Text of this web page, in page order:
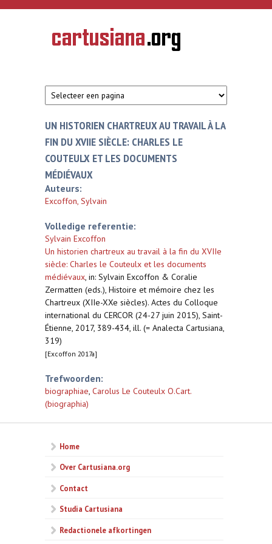
Overslaan en naar de inhoud gaan
CARTUSIANA
Geschiedenis
van de
UN HISTORIEN CHARTREUX AU TRAVAIL À LA
FIN DU XVIIE SIÈCLE: CHARLES LE
COUTEULX ET LES DOCUMENTS
MÉDIÉVAUX
Auteurs:
Excoffon, Sylvain
Volledige referentie:
Sylvain Excoffon
Un historien chartreux au travail à la fin du XVIIe
siècle: Charles le Couteulx et les documents
médiévaux, in: Sylvain Excoffon & Coralie
Zermatten (eds.), Histoire et mémoire chez les
Chartreux (XIIe-XXe siècles). Actes du Colloque
international du CERCOR (24-27 juin 2015), Saint-
Étienne, 2017, 389-434, ill. (= Analecta Cartusiana,
319)
[Excoffon 2017a]
Trefwoorden:
biographiae, Carolus Le Couteulx O.Cart.
(biographia)
Home
Over Cartusiana.org
Contact
Studia Cartusiana
Redactionele afkortingen